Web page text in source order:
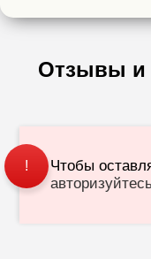
Отзывы и
!
Чтобы
авторизуйтесь